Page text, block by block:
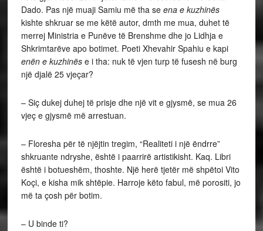
Dado. Pas një muaji Samiu më tha se ena e kuzhinës
kishte shkruar se me këtë autor, dmth me mua, duhet të
merrej Ministria e Punëve të Brenshme dhe jo Lidhja e
Shkrimtarëve apo botimet. Poeti Xhevahir Spahiu e kapi
enën e kuzhinëse i tha: nuk të vjen turp të fusesh në burg
një djalë 25 vjeçar?
– Siç dukej duhej të prisje dhe një vit e gjysmë, se mua 26
vjeç e gjysmë më arrestuan.
– Floresha për të njëjtin tregim, “Realiteti i një ëndrre”
shkruante ndryshe, është i paarrirë artistikisht. Kaq. Libri
është i botueshëm, thoshte. Një herë tjetër më shpëtoi Vito
Koçi, e kisha mik shtëpie. Harroje këto fabul, më porositi, jo
më ta çosh për botim.
– U binde ti?